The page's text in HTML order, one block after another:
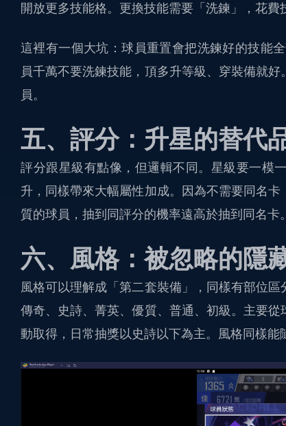
開放更多技能格。更換技能需要「洗鍊」，花費
這裡有一個大坑：球員重置會把洗鍊好的技能
員千萬不要洗鍊技能，頂多升等級、穿裝備就
員。
五、評分：升星的替代
評分跟星級有點像，但邏輯不同。星級要一模
升，同樣帶來大幅屬性加成。因為不需要同名
質的球員，抽到同評分的機率遠高於抽到同名卡。
六、風格：被忽略的隱
風格可以理解成「第二套裝備」，同樣有部位區
傳奇、史詩、菁英、優質、普通、初級。主要
動取得，日常抽獎以史詩以下為主。風格同樣能